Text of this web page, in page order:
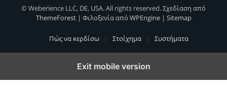
© Weberience LLC, DE, USA. All rights reserved. Σχεδίαση από
ThemeForest| Φιλοξενία από WPEngine| Sitemap
Πώς να κερδίσω Στοίχημα Συστήματα
Exit mobile version